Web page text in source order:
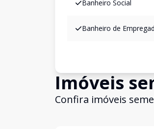
Banheiro Social
Banheiro de
Imóveis
Confira imóveis